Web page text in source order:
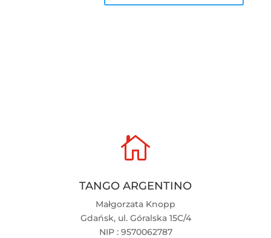

TANGO ARGENTINO
Małgorzata Knopp
Gdańsk, ul. Góralska 15C/4
NIP : 9570062787